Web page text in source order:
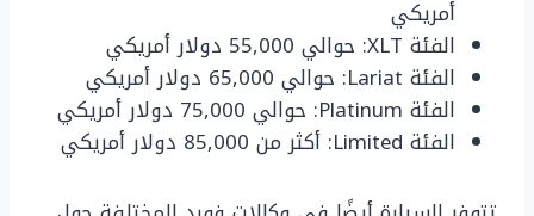
أمريكي
الفئة XLT: حوالي 55,000 دولار أمريكي
الفئة Lariat: حوالي 65,000 دولار أمريكي
الفئة Platinum: حوالي 75,000 دولار أمريكي
الفئة Limited: أكثر من 85,000 دولار أمريكي